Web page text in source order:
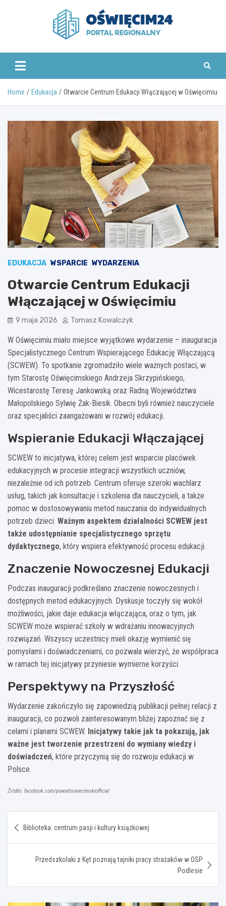
www.oswiecim24.pl
Home Edukacja Otwarcie Centrum Edukacji Włączającej w Oświęcimiu
EDUKACJA WSPARCIE WYDARZENIA
Otwarcie Centrum Edukacji
Włączającej w Oświęcimiu
9 maja 2026 Tomasz Kowalczyk
W Oświęcimiu miało miejsce wyjątkowe wydarzenie – inauguracja
Specjalistycznego Centrum Wspierającego Edukację Włączającą
(SCWEW). To spotkanie zgromadziło wiele ważnych postaci, w
tym Starostę Oświęcimskiego Andrzeja Skrzypińskiego,
Wicestarostę Teresę Jankowską oraz Radną Województwa
Małopolskiego Sylwię Żak-Biesik. Obecni byli również nauczyciele
oraz specjaliści zaangażowani w rozwój edukacji.
Wspieranie Edukacji Włączającej
SCWEW to inicjatywa, której celem jest wsparcie placówek
edukacyjnych w procesie integracji wszystkich uczniów,
niezależnie od ich potrzeb. Centrum oferuje szeroki wachlarz
usług, takich jak konsultacje i szkolenia dla nauczycieli, a także
pomoc w dostosowywaniu metod nauczania do indywidualnych
potrzeb dzieci. Ważnym aspektem działalności SCWEW jest
także udostępnianie specjalistycznego sprzętu
dydaktycznego, który wspiera efektywność procesu edukacji.
Znaczenie Nowoczesnej Edukacji
Podczas inauguracji podkreślano znaczenie nowoczesnych i
dostępnych metod edukacyjnych. Dyskusje toczyły się wokół
możliwości, jakie daje edukacja włączająca, oraz o tym, jak
SCWEW może wspierać szkoły w wdrażaniu innowacyjnych
rozwiązań. Wszyscy uczestnicy mieli okazję wymienić się
pomysłami i doświadczeniami, co pozwala wierzyć, że współpraca
w ramach tej inicjatywy przyniesie wymierne korzyści.
Perspektywy na Przyszłość
Wydarzenie zakończyło się zapowiedzią publikacji pełnej relacji z
inauguracji, co pozwoli zainteresowanym bliżej zapoznać się z
celami i planami SCWEW. Inicjatywy takie jak ta pokazują, jak
ważne jest tworzenie przestrzeni do wymiany wiedzy i
doświadczeń, które przyczynią się do rozwoju edukacji w
Polsce.
Źródło: facebook.com/powiatoswiecimskiofficial
wpisu
Biblioteka: centrum pasji i kultury książkowej
Przedszkolaki z Kęt poznają tajniki pracy strażaków w OSP
Podlesie